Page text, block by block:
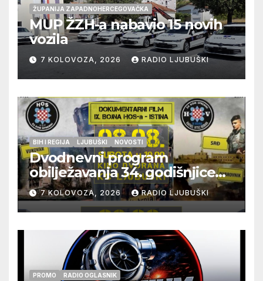
ŽUPANIJA ZAPADNOHERCEGOVAČKA
MUP ŽZH-a nabavio 15 novih
vozila
7 KOLOVOZA, 2026 RADIO LJUBUŠKI
BIH I REGIJA LJUBUŠKI NOVOSTI
Dvodnevni program
obilježavanja 34. godišnjice
pogibije generala Blaža
Kraljevića i osmorice
pripadnika HOS-a
7 KOLOVOZA, 2026 RADIO LJUBUŠKI
PROMO RADIO OGLASNIK